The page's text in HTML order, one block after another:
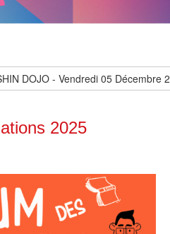
DOJO - Vendredi 05 Décembre
2025